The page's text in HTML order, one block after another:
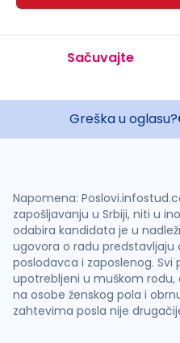
Sačuvajte
Greška u oglasu?
Napomena:
zapošljavanju u Srbiji, niti u
odabira kandidata je u
ugovora o radu
poslodavca i zaposlenog. Svi
upotrebljeni u muškom rodu,
na osobe ženskog pola i
zahtevima posla nije